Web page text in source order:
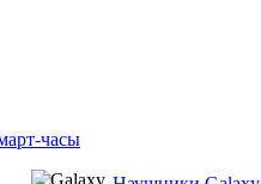
часы